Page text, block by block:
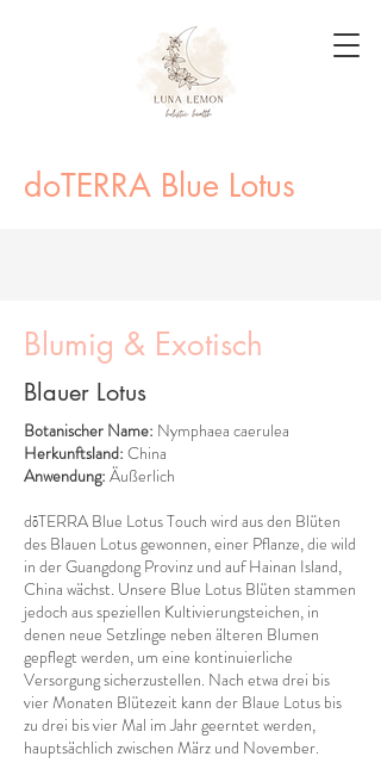
doTERRA Blue Lotus
Blumig & Exotisch
Blauer Lotus
Botanischer Name: Nymphaea caerulea
Herkunftsland: China
Anwendung: Äußerlich
dōTERRA Blue Lotus Touch wird aus den Blüten
des Blauen Lotus gewonnen, einer Pflanze, die wild
in der Guangdong Provinz und auf Hainan Island,
China wächst. Unsere Blue Lotus Blüten stammen
jedoch aus speziellen Kultivierungsteichen, in
denen neue Setzlinge neben älteren Blumen
gepflegt werden, um eine kontinuierliche
Versorgung sicherzustellen. Nach etwa drei bis
vier Monaten Blütezeit kann der Blaue Lotus bis
zu drei bis vier Mal im Jahr geerntet werden,
hauptsächlich zwischen März und November.